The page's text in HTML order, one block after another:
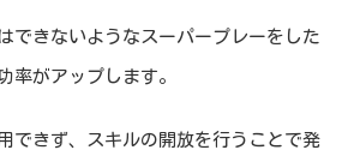
できないようなスーパープレーをした
率がアップします。
できず、スキルの開放を行うことで発